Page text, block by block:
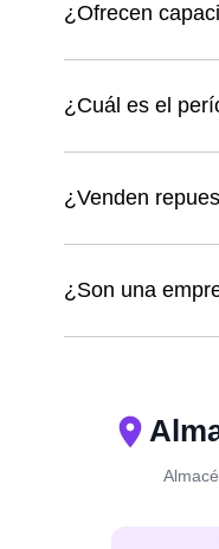
¿Ofrecen
¿Cuál es el
¿Venden
¿Son una